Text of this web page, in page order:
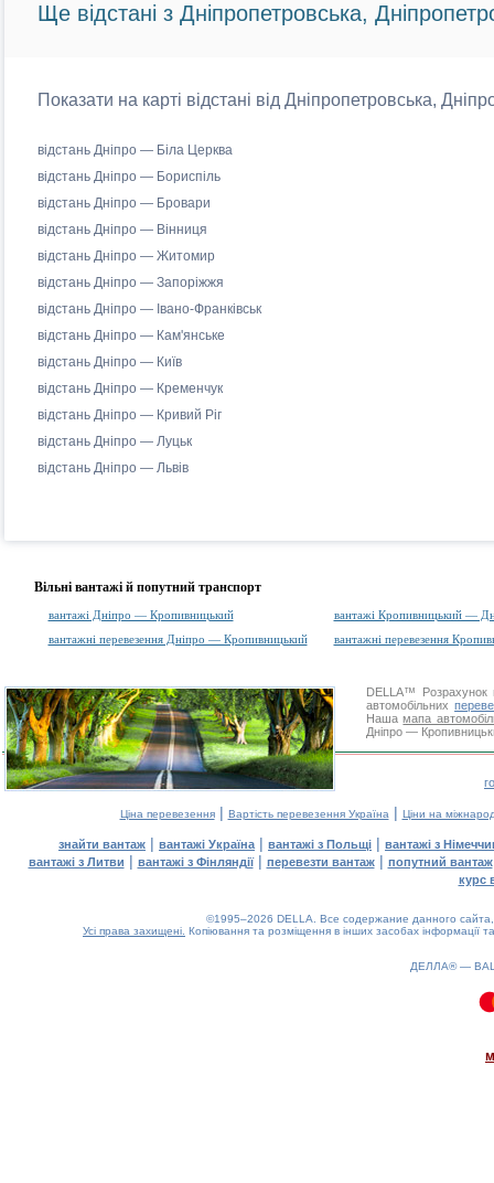
Ще відстані з Дніпропетровська,
Показати на карті відстані від Дніпропетровська,
відстань Дніпро — Біла Церква
відстань Дніпро — Бориспіль
відстань Дніпро — Бровари
відстань Дніпро — Вінниця
відстань Дніпро — Житомир
відстань Дніпро — Запоріжжя
відстань Дніпро — Івано-Франківськ
відстань Дніпро — Кам'янське
відстань Дніпро — Київ
відстань Дніпро — Кременчук
відстань Дніпро — Кривий Ріг
відстань Дніпро — Луцьк
відстань Дніпро — Львів
Вільні вантажі й попутний транспорт
вантажі Дніпро — Кропивницький
вантажі Кропивницький —
вантажні перевезення Дніпро — Кропивницький
вантажні перевезення
DELLA™
Розрахунок
автомобільних
Нашамапа
Дніпро —
Ціна перевезення| Вартість перевезення Україна | Ціни на
знайти вантаж | вантажі Україна | вантажі з Польщі | вантажі з
вантажі з Литви | вантажі з Фінляндії| перевезти вантаж| попутний вантаж
курс
©1995–2026 DELLA. Все содержание данного
Усі права захищені. Копіювання та розміщення в інших засобах інформації
ДЕЛЛА® —